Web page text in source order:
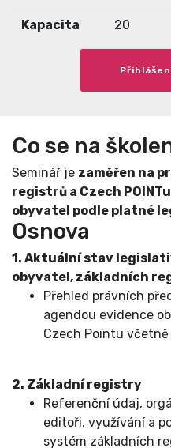
Kapacita 20
Co se na
Seminář je zaměřen na
registrů a Czech
obyvatel podle platné
Osnova
1. Aktuální stav
obyvatel, základních
Přehled právních
agendou evidence
Czech Pointu
2. Základní registry
Referenční údaj,
editoři, využívání a
systém základních